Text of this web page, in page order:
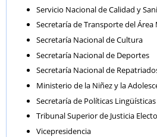
Servicio Nacional de Calidad y
Secretaría de Transporte del
Secretaría Nacional de Cultura
Secretaría Nacional de Deportes
Secretaría Nacional de
Ministerio de la Niñez y la
Secretaría de Políticas Lingüísticas
Tribunal Superior de Justicia
Vicepresidencia